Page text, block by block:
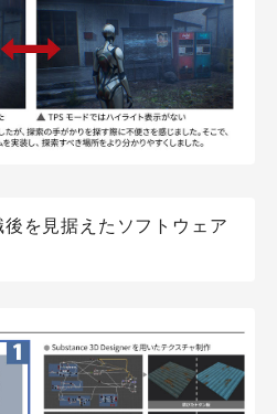
を見据えたソフトウェア